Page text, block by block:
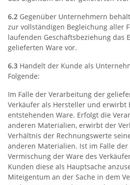
6.2 Gegenüber Unternehmern
zur vollständigen Begleichung aller
laufenden Geschäftsbeziehung das
gelieferten Ware vor.
6.3 Handelt der Kunde als
Folgende:
Im Falle der Verarbeitung der
Verkäufer als Hersteller und erwirbt
entstehenden Ware. Erfolgt die
anderen Materialien, erwirbt der
Verhältnis der Rechnungswerte
anderen Materialien. Ist im Falle
Vermischung der Ware des
Kunden diese als Hauptsache
Miteigentum an der Sache in dem